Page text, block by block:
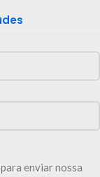
enviar nossa